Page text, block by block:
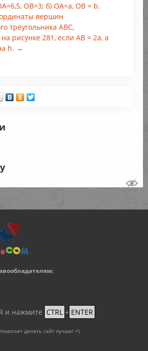
OB=3; б) ОА=а, OB = b.
вершин
треугольника ABC,
рисунке 281, если АВ = 2а, а
h. →
и нажмите CTRL + ENTER
делать сайт лучше! =)